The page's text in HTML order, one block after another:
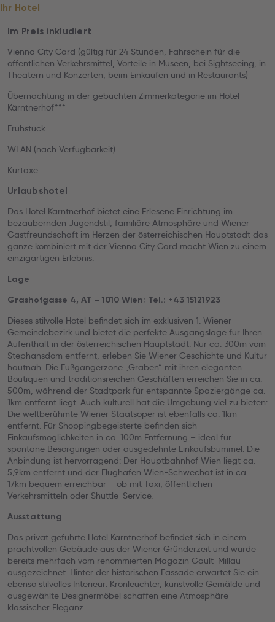
Ihr Hotel
Im Preis inkludiert
Vienna City Card (gültig für 24 Stunden, Fahrschein für die
öffentlichen Verkehrsmittel, Vorteile in Museen, bei Sightseeing, in
Theatern und Konzerten, beim Einkaufen und in Restaurants)
Übernachtung in der gebuchten Zimmerkategorie im Hotel
Kärntnerhof***
Frühstück
WLAN (nach Verfügbarkeit)
Kurtaxe
Urlaubshotel
Das Hotel Kärntnerhof bietet eine Erlesene Einrichtung im
bezaubernden Jugendstil, familiäre Atmosphäre und Wiener
Gastfreundschaft im Herzen der österreichischen Hauptstadt das
ganze kombiniert mit der Vienna City Card macht Wien zu einem
einzigartigen Erlebnis.
Lage
Grashofgasse 4, AT – 1010 Wien; Tel.: +43 15121923
Dieses stilvolle Hotel befindet sich im exklusiven 1. Wiener
Gemeindebezirk und bietet die perfekte Ausgangslage für Ihren
Aufenthalt in der österreichischen Hauptstadt. Nur ca. 300m vom
Stephansdom entfernt, erleben Sie Wiener Geschichte und Kultur
hautnah. Die Fußgängerzone „Graben“ mit ihren eleganten
Boutiquen und traditionsreichen Geschäften erreichen Sie in ca.
500m, während der Stadtpark für entspannte Spaziergänge ca.
1km entfernt liegt. Auch kulturell hat die Umgebung viel zu bieten:
Die weltberühmte Wiener Staatsoper ist ebenfalls ca. 1km
entfernt. Für Shoppingbegeisterte befinden sich
Einkaufsmöglichkeiten in ca. 100m Entfernung – ideal für
spontane Besorgungen oder ausgedehnte Einkaufsbummel. Die
Anbindung ist hervorragend: Der Hauptbahnhof Wien liegt ca.
5,9km entfernt und der Flughafen Wien-Schwechat ist in ca.
17km bequem erreichbar – ob mit Taxi, öffentlichen
Verkehrsmitteln oder Shuttle-Service.
Ausstattung
Das privat geführte Hotel Kärntnerhof befindet sich in einem
prachtvollen Gebäude aus der Wiener Gründerzeit und wurde
bereits mehrfach vom renommierten Magazin Gault-Millau
ausgezeichnet. Hinter der historischen Fassade erwartet Sie ein
ebenso stilvolles Interieur: Kronleuchter, kunstvolle Gemälde und
ausgewählte Designermöbel schaffen eine Atmosphäre
klassischer Eleganz.